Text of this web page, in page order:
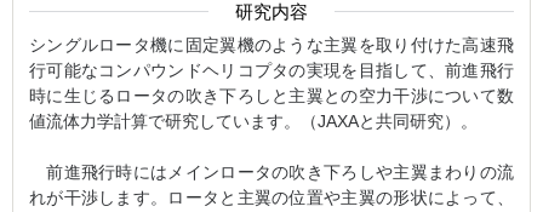
研究内容
シングルロータ機に固定翼機のような主翼を取り付けた高速飛
行可能なコンパウンドヘリコプタの実現を目指して、前進飛行
時に生じるロータの吹き下ろしと主翼との空力干渉について数
値流体力学計算で研究しています。（JAXAと共同研究）。
前進飛行時にはメインロータの吹き下ろしや主翼まわりの流
れが干渉します。ロータと主翼の位置や主翼の形状によって、